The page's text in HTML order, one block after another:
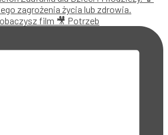
film 🎥 Potrzeb